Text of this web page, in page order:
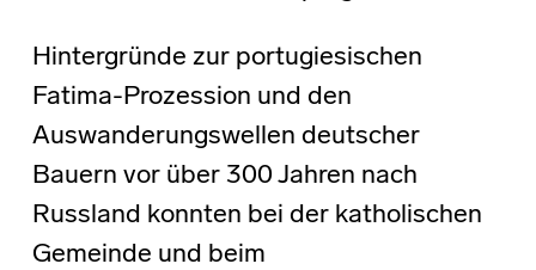
Hintergründe zur portugiesischen
Fatima-Prozession und den
Auswanderungswellen deutscher
Bauern vor über 300 Jahren nach
Russland konnten bei der katholischen
Gemeinde und beim